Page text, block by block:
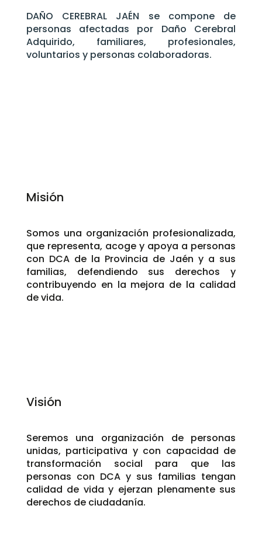
DAÑO CEREBRAL JAÉN se compone de
personas afectadas por Daño Cerebral
Adquirido, familiares, profesionales,
voluntarios y personas colaboradoras.
Misión
Somos una organización profesionalizada,
que representa, acoge y apoya a personas
con DCA de la Provincia de Jaén y a sus
familias, defendiendo sus derechos y
contribuyendo en la mejora de la calidad
de vida.
Visión
Seremos una organización de personas
unidas, participativa y con capacidad de
transformación social para que las
personas con DCA y sus familias tengan
calidad de vida y ejerzan plenamente sus
derechos de ciudadanía.